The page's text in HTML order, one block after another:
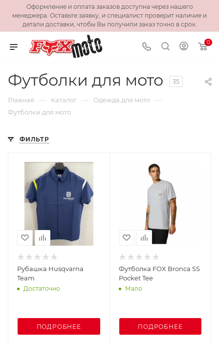
Оформление и оплата заказов доступна через нашего
менеджера. Оставьте заявку, и специалист проверит наличие и
детали доставки, чтобы Вы получили заказ точно в срок.
0
Футболки для мото 35
Главная — Каталог — Одежда для мото —
Футболки для мото
ФИЛЬТР
Рубашка Husqvarna
Team
Достаточно
ПОДРОБНЕЕ
Футболка FOX Bronca SS
Pocket Tee
Мало
ПОДРОБНЕЕ